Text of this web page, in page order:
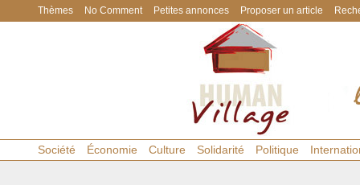
Thèmes No Comment Petites annonces Proposer un article
Société Économie Culture Solidarité Politique